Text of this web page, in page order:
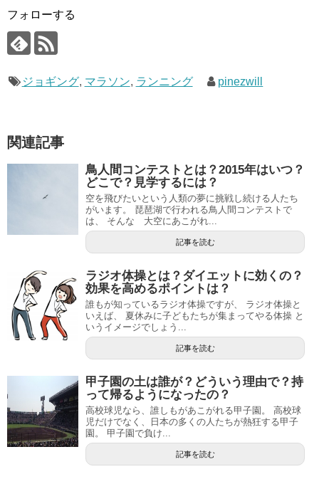
フォローする
ジョギング, マラソン, ランニング pinezwill
関連記事
鳥人間コンテストとは？2015年はいつ？
どこで？見学するには？
空を飛びたいという人類の夢に挑戦し続ける人たち
がいます。 琵琶湖で行われる鳥人間コンテストで
は、 そんな 大空にあこがれ...
記事を読む
ラジオ体操とは？ダイエットに効くの？
効果を高めるポイントは？
誰もが知っているラジオ体操ですが、 ラジオ体操と
いえば、 夏休みに子どもたちが集まってやる体操 と
いうイメージでしょう...
記事を読む
甲子園の土は誰が？どういう理由で？持
って帰るようになったの？
高校球児なら、誰しもがあこがれる甲子園。 高校球
児だけでなく、日本の多くの人たちが熱狂する甲子
園。 甲子園で負け...
記事を読む